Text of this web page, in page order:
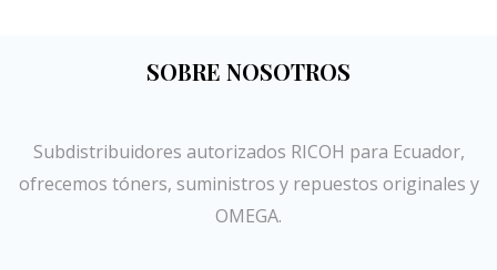
SOBRE NOSOTROS
Subdistribuidores autorizados RICOH para Ecuador,
ofrecemos tóners, suministros y repuestos originales y
OMEGA.